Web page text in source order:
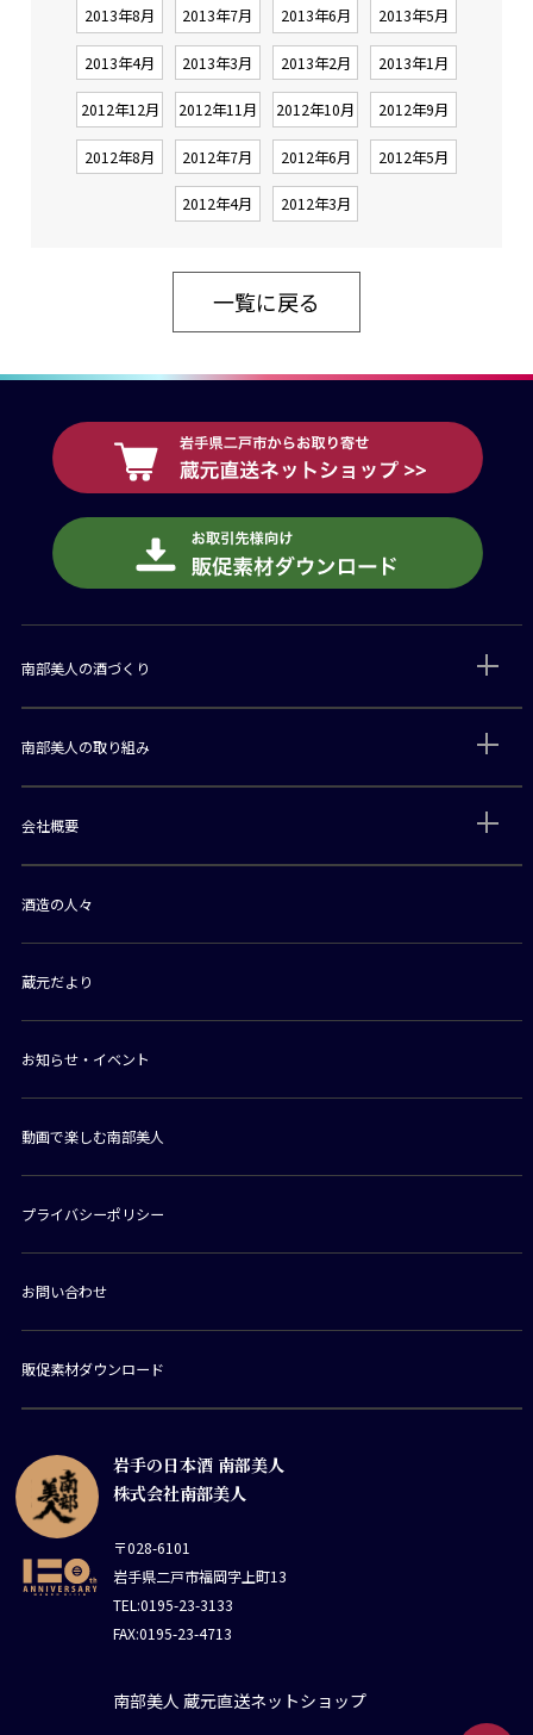
2013年8月 2013年7月 2013年6月 2013年5月
2013年4月 2013年3月 2013年2月 2013年1月
2012年12月 2012年11月 2012年10月 2012年9月
2012年8月 2012年7月 2012年6月 2012年5月
2012年4月 2012年3月
一覧に戻る
岩手の日本酒 南部美人
株式会社南部美人
〒028-6101
岩手県二戸市福岡字上町13
TEL:0195-23-3133
FAX:0195-23-4713
南部美人 蔵元直送ネットショップ
南部美人の酒づくり
南部美人の取り組み
会社概要
酒造の人々
蔵元だより
お知らせ・イベント
動画で楽しむ南部美人
プライバシーポリシー
お問い合わせ
販促素材ダウンロード